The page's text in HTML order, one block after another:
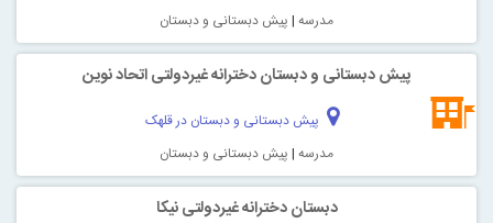
مدرسه | پیش دبستانی و دبستان
پیش دبستانی و دبستان دخترانه غیردولتی اتحاد نوین
پیش دبستانی و دبستان در قلهک
مدرسه | پیش دبستانی و دبستان
دبستان دخترانه غیردولتی نیکا